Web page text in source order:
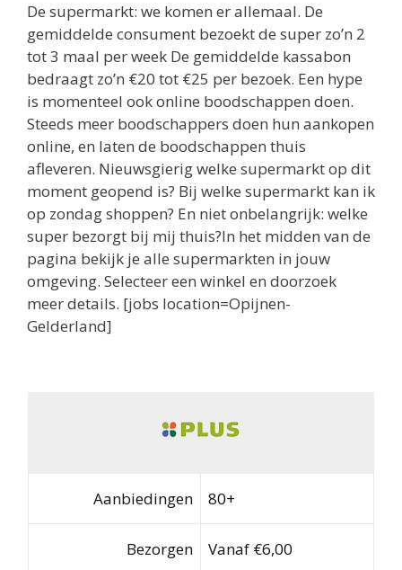
De supermarkt: we komen er allemaal. De
gemiddelde consument bezoekt de super zo’n 2
tot 3 maal per week De gemiddelde kassabon
bedraagt zo’n €20 tot €25 per bezoek. Een hype
is momenteel ook online boodschappen doen.
Steeds meer boodschappers doen hun aankopen
online, en laten de boodschappen thuis
afleveren. Nieuwsgierig welke supermarkt op dit
moment geopend is? Bij welke supermarkt kan ik
op zondag shoppen? En niet onbelangrijk: welke
super bezorgt bij mij thuis?In het midden van de
pagina bekijk je alle supermarkten in jouw
omgeving. Selecteer een winkel en doorzoek
meer details. [jobs location=Opijnen-
Gelderland]
Aanbiedingen 80+
Bezorgen Vanaf €6,00